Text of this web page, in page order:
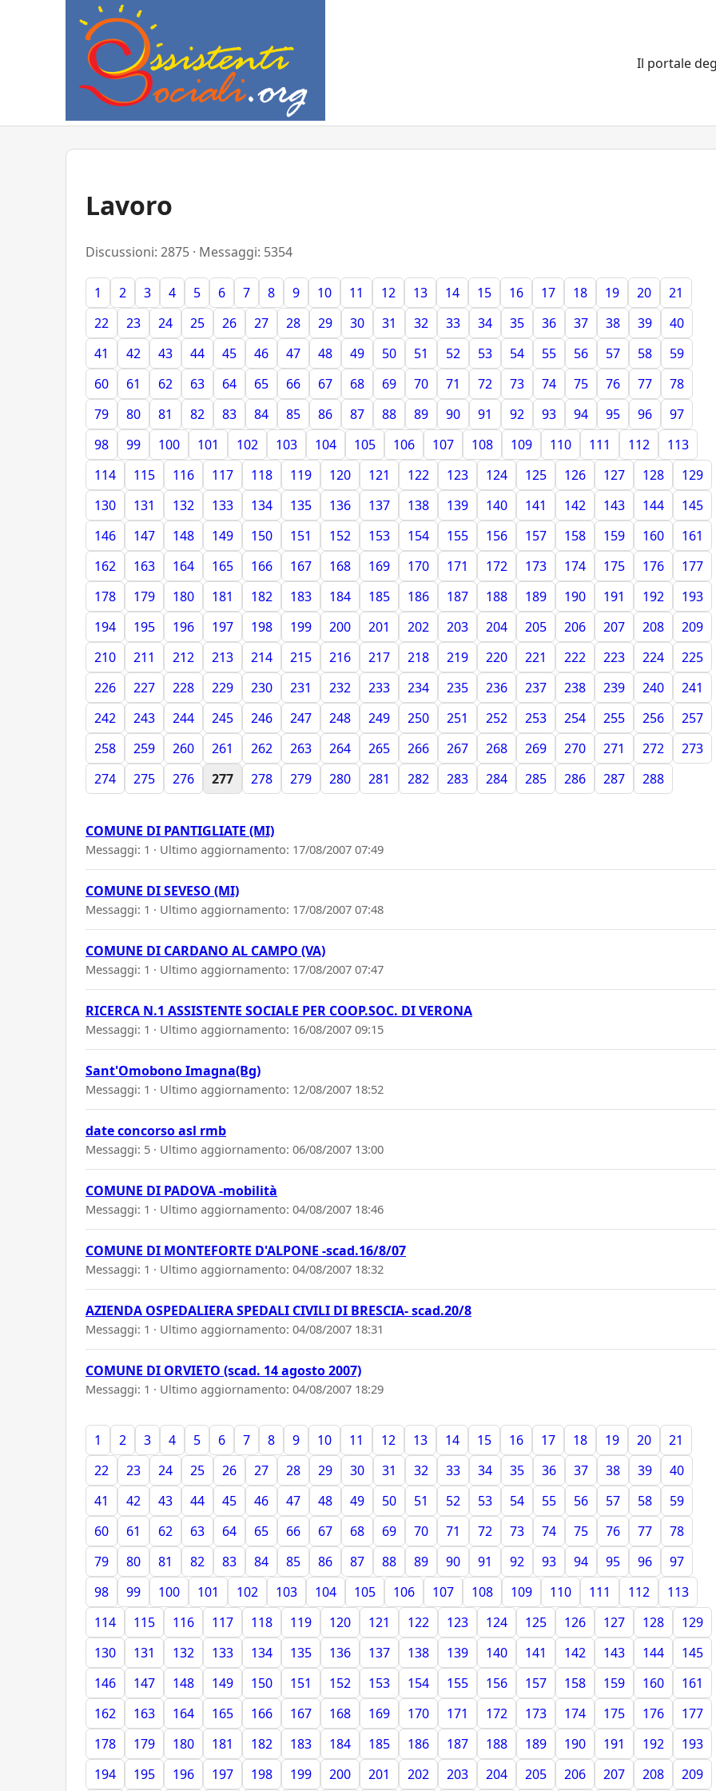
Il portale
Lavoro
Discussioni: 2875 · Messaggi: 5354
1 2 3 4 5 6 7 8 9 10 11 12 13 14 15 16 17 18 19 20
21
22
23 24 25 26 27 28 29 30 31 32 33 34 35 36 37 38 39
40
41
42 43 44 45 46 47 48 49 50 51 52 53 54 55 56 57 58
59
60
61 62 63 64 65 66 67 68 69 70 71 72 73 74 75 76 77
78
79
80 81 82 83 84 85 86 87 88 89 90 91 92 93 94 95 96
97
98
99 100 101 102 103 104 105 106 107 108 109 110 111 112
113
114
115 116 117 118 119 120 121 122 123 124 125 126 127 128
129
130
131 132 133 134 135 136 137 138 139 140 141 142 143 144
145
146
147 148 149 150 151 152 153 154 155 156 157 158 159 160
161
162
163 164 165 166 167 168 169 170 171 172 173 174 175 176
177
178
179 180 181 182 183 184 185 186 187 188 189 190 191 192
193
194
195 196 197 198 199 200 201 202 203 204 205 206 207 208
209
210
211 212 213 214 215 216 217 218 219 220 221 222 223 224
225
226
227 228 229 230 231 232 233 234 235 236 237 238 239 240
241
242
243 244 245 246 247 248 249 250 251 252 253 254 255 256
257
258
259 260 261 262 263 264 265 266 267 268 269 270 271 272
273
274
275 276 277 278 279 280 281 282 283 284 285 286 287 288
COMUNE DI PANTIGLIATE (MI)
Messaggi: 1 · Ultimo aggiornamento: 17/08/2007 07:49
COMUNE DI SEVESO (MI)
Messaggi: 1 · Ultimo aggiornamento: 17/08/2007 07:48
COMUNE DI CARDANO AL CAMPO (VA)
Messaggi: 1 · Ultimo aggiornamento: 17/08/2007 07:47
RICERCA N.1 ASSISTENTE SOCIALE PER COOP.SOC. DI VERONA
Messaggi: 1 · Ultimo aggiornamento: 16/08/2007 09:15
Sant'Omobono Imagna(Bg)
Messaggi: 1 · Ultimo aggiornamento: 12/08/2007 18:52
date concorso asl rmb
Messaggi: 5 · Ultimo aggiornamento: 06/08/2007 13:00
COMUNE DI PADOVA -mobilità
Messaggi: 1 · Ultimo aggiornamento: 04/08/2007 18:46
COMUNE DI MONTEFORTE D'ALPONE -scad.16/8/07
Messaggi: 1 · Ultimo aggiornamento: 04/08/2007 18:32
AZIENDA OSPEDALIERA SPEDALI CIVILI DI BRESCIA- scad.20/8
Messaggi: 1 · Ultimo aggiornamento: 04/08/2007 18:31
COMUNE DI ORVIETO (scad. 14 agosto 2007)
Messaggi: 1 · Ultimo aggiornamento: 04/08/2007 18:29
1 2 3 4 5 6 7 8 9 10 11 12 13 14 15 16 17 18 19 20
21
22
23 24 25 26 27 28 29 30 31 32 33 34 35 36 37 38 39
40
41
42 43 44 45 46 47 48 49 50 51 52 53 54 55 56 57 58
59
60
61 62 63 64 65 66 67 68 69 70 71 72 73 74 75 76 77
78
79
80 81 82 83 84 85 86 87 88 89 90 91 92 93 94 95 96
97
98
99 100 101 102 103 104 105 106 107 108 109 110 111 112
113
114
115 116 117 118 119 120 121 122 123 124 125 126 127 128
129
130
131 132 133 134 135 136 137 138 139 140 141 142 143 144
145
146
147 148 149 150 151 152 153 154 155 156 157 158 159 160
161
162
163 164 165 166 167 168 169 170 171 172 173 174 175 176
177
178
179 180 181 182 183 184 185 186 187 188 189 190 191 192
193
194
195 196 197 198 199 200 201 202 203 204 205 206 207 208 209